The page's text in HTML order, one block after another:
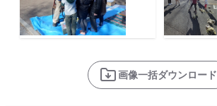
画像一括ダウンロード